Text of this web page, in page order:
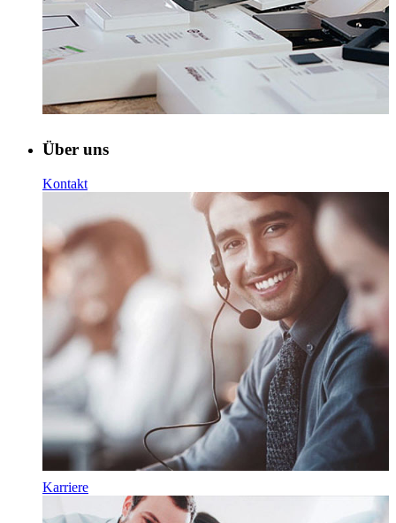
Über uns
Kontakt
Karriere